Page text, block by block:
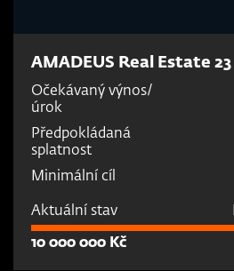
AMADEUS Real Estate 23
Očekávaný výnos/
úrok
Předpokládaná
splatnost
Minimální cíl
Aktuální stav
10 000 000 Kč